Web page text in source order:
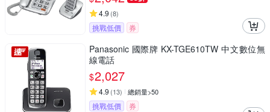
4.9 (8)
挑戰低價 券
Panasonic 國際牌 KX-TGE610TW 中文數位無
線電話
$2,027
4.9 (13) 總銷量>50
挑戰低價 券